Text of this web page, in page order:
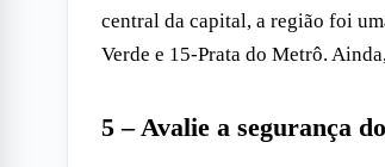
central da capital, a região foi
Verde e 15-Prata do Metrô.
5 – Avalie a segurança